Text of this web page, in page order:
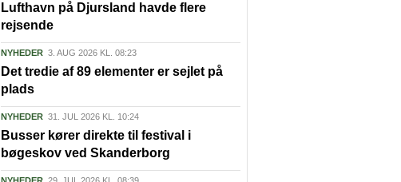
Lufthavn på Djursland havde flere
rejsende
NYHEDER 3. AUG 2026 KL. 08:23
Det tredie af 89 elementer er sejlet på
plads
NYHEDER 31. JUL 2026 KL. 10:24
Busser kører direkte til festival i
bøgeskov ved Skanderborg